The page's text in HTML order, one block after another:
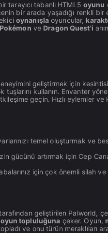
tarayıcı tabanlı HTML5 oyunu
bir arada yaşadığı renkli bir
oynanışla oyuncular,
Pokémon ve Dragon Quest'i
geliştirmek için
kullanın. Envanter
geçin. Hızlı eylemler
temel oluşturmak ve
gücünü artırmak için Cep
için çok önemli silah
geliştirilen Palworld,
oyun topluluğuna çeker. Oyun,
ve onu türün meraklıları